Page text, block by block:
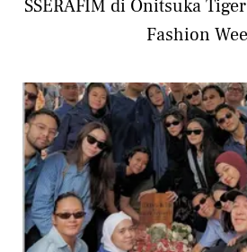
SSERAFIM di Onitsuka
Fashion